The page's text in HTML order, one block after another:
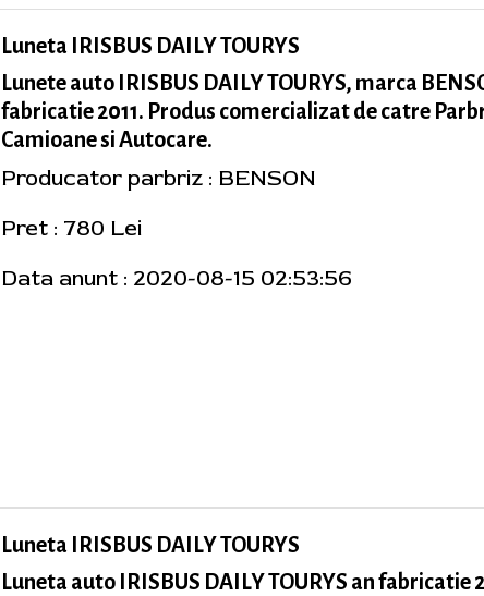
Luneta IRISBUS DAILY TOURYS
Lunete auto IRISBUS DAILY TOURYS, marca
fabricatie 2011. Produs comercializat de catre
Camioane si Autocare.
Producator parbriz : BENSON
Pret : 780 Lei
Data anunt : 2020-08-15 02:53:56
Luneta IRISBUS DAILY TOURYS
Luneta auto IRISBUS DAILY TOURYS an fabricatie